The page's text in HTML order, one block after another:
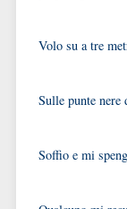
Volo su a tre
Sulle punte
Soffio e mi